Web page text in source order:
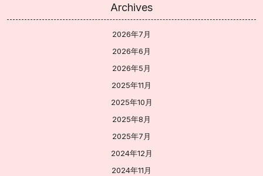
Archives
2026年7月
2026年6月
2026年5月
2025年11月
2025年10月
2025年8月
2025年7月
2024年12月
2024年11月